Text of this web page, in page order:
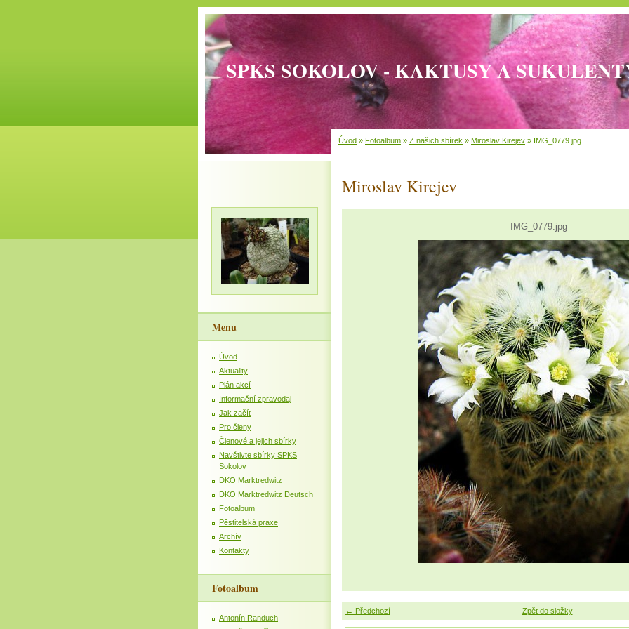
SPKS SOKOLOV - KAKTUSY A
Úvod » Fotoalbum » Z našich sbírek » Miroslav Kirejev » IMG_0779.jpg
Miroslav Kirejev
IMG_0779.jpg
← Předchozí Zpět do složky
Menu
Úvod
Aktuality
Plán akcí
Informační zpravodaj
Jak začít
Pro členy
Členové a jejich sbírky
Navštivte sbírky SPKS
Sokolov
DKO Marktredwitz
DKO Marktredwitz Deutsch
Fotoalbum
Pěstitelská praxe
Archív
Kontakty
Fotoalbum
Antonín Randuch